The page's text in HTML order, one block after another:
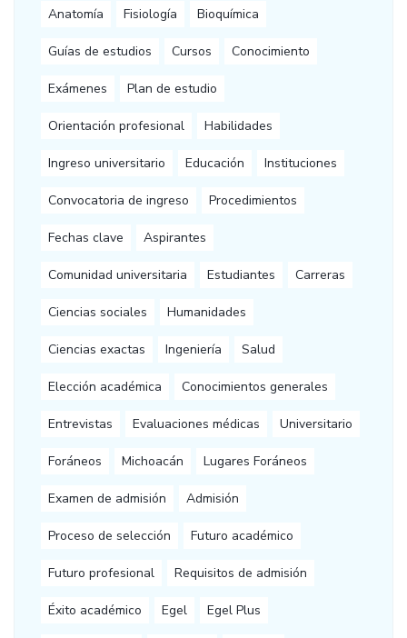
Anatomía Fisiología Bioquímica
Guías de estudios Cursos Conocimiento
Exámenes Plan de estudio
Orientación profesional Habilidades
Ingreso universitario Educación Instituciones
Convocatoria de ingreso Procedimientos
Fechas clave Aspirantes
Comunidad universitaria Estudiantes Carreras
Ciencias sociales Humanidades
Ciencias exactas Ingeniería Salud
Elección académica Conocimientos generales
Entrevistas Evaluaciones médicas Universitario
Foráneos Michoacán Lugares Foráneos
Examen de admisión Admisión
Proceso de selección Futuro académico
Futuro profesional Requisitos de admisión
Éxito académico Egel Egel Plus